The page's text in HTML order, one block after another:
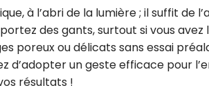
à l’abri de la lumière ; il suffit de
des gants, surtout si vous avez
poreux ou délicats sans essai
d’adopter un geste efficace pour
résultats !